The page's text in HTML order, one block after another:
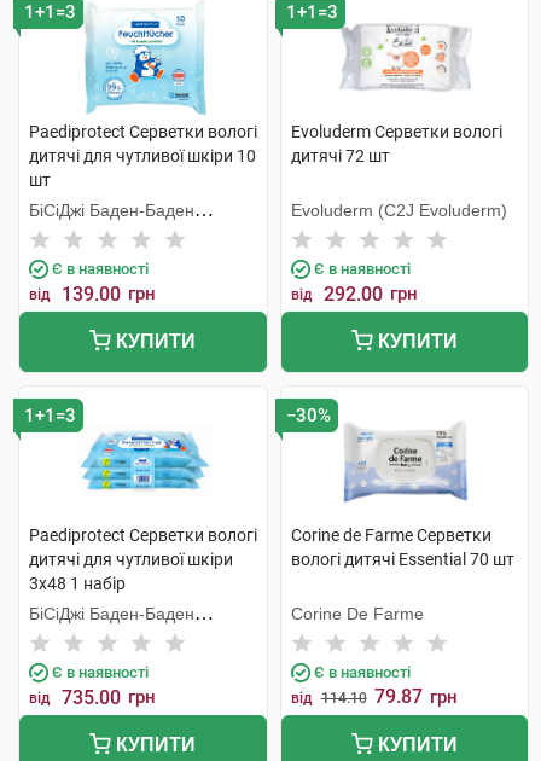
1+1=3
Paediprotect Серветки вологі
дитячі для чутливої шкіри 10
шт
БіСіДжі Баден-Баден
Косметікс Груп Гмбх
Є в наявності
від 139.00 грн
КУПИТИ
1+1=3
Evoluderm Серветки вологі
дитячі 72 шт
Evoluderm (C2J Evoluderm)
Є в наявності
від 292.00 грн
КУПИТИ
1+1=3
Paediprotect Серветки вологі
дитячі для чутливої шкіри
3х48 1 набір
БіСіДжі Баден-Баден
Косметікс Груп Гмбх
Є в наявності
від 735.00 грн
КУПИТИ
−30%
Corine de Farme Серветки
вологі дитячі Essential 70 шт
Corine De Farme
Є в наявності
від 114.10 79.87 грн
КУПИТИ